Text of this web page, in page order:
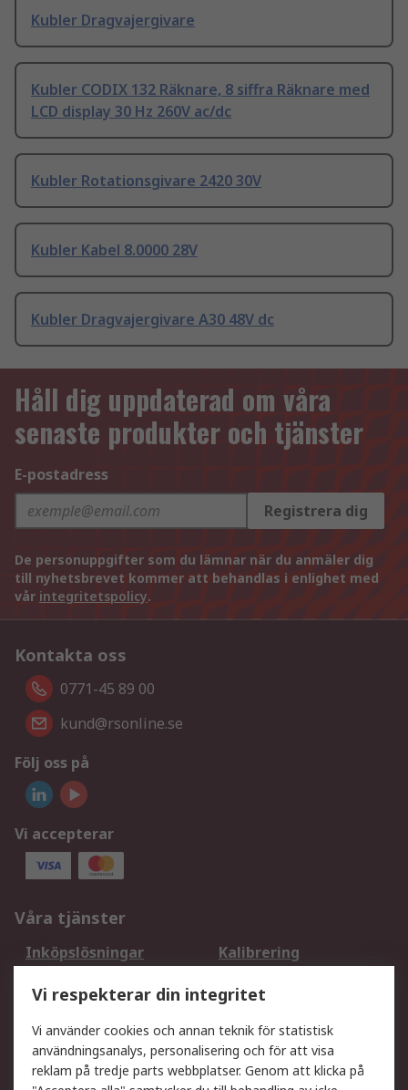
Kubler Dragvajergivare
Kubler CODIX 132 Räknare, 8 siffra Räknare med
LCD display 30 Hz 260V ac/dc
Kubler Rotationsgivare 2420 30V
Kubler Kabel 8.0000 28V
Kubler Dragvajergivare A30 48V dc
Håll dig uppdaterad om våra
senaste produkter och tjänster
E-postadress
Registrera dig
De personuppgifter som du lämnar när du anmäler dig
till nyhetsbrevet kommer att behandlas i enlighet med
vår integritetspolicy.
Kontakta oss
0771-45 89 00
kund@rsonline.se
Följ oss på
Vi accepterar
Våra tjänster
Inköpslösningar
Kalibrering
DesignSpark
Teknisk Support
Ditt lokala säljteam
Exportlösningar
Support
Vi respekterar din integritet
Vi använder cookies och annan teknik för statistisk
användningsanalys, personalisering och för att visa
reklam på tredje parts webbplatser. Genom att klicka på